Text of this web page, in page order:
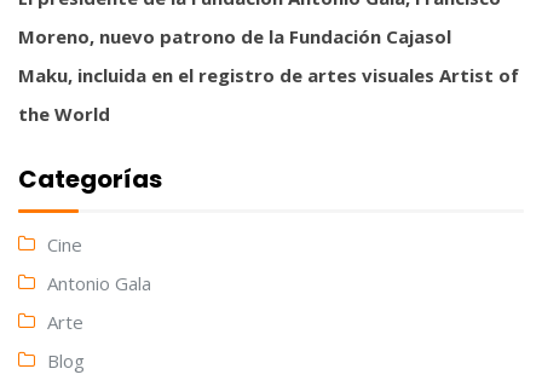
Moreno, nuevo patrono de la Fundación Cajasol
Maku, incluida en el registro de artes visuales Artist of
the World
Categorías
Cine
Antonio Gala
Arte
Blog